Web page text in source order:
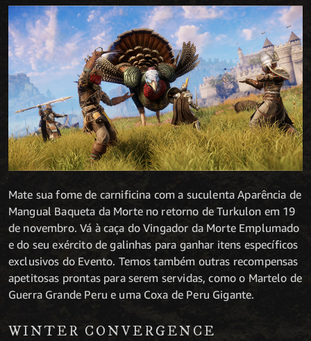
Mate sua fome de carnificina com a suculenta Aparência de
Mangual Baqueta da Morte no retorno de Turkulon em 19
de novembro. Vá à caça do Vingador da Morte Emplumado
e do seu exército de galinhas para ganhar itens específicos
exclusivos do Evento. Temos também outras recompensas
apetitosas prontas para serem servidas, como o Martelo de
Guerra Grande Peru e uma Coxa de Peru Gigante.
WINTER CONVERGENCE